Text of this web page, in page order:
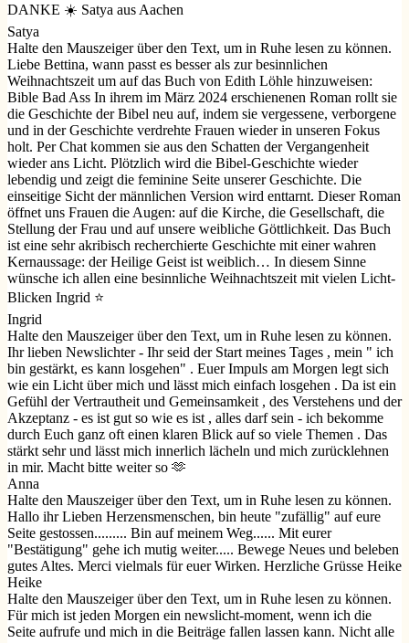
DANKE ☀️ Satya aus Aachen
Satya
Halte den Mauszeiger über den Text, um in Ruhe lesen zu können.
Liebe Bettina, wann passt es besser als zur besinnlichen
Weihnachtszeit um auf das Buch von Edith Löhle hinzuweisen:
Bible Bad Ass In ihrem im März 2024 erschienenen Roman rollt sie
die Geschichte der Bibel neu auf, indem sie vergessene, verborgene
und in der Geschichte verdrehte Frauen wieder in unseren Fokus
holt. Per Chat kommen sie aus den Schatten der Vergangenheit
wieder ans Licht. Plötzlich wird die Bibel-Geschichte wieder
lebendig und zeigt die feminine Seite unserer Geschichte. Die
einseitige Sicht der männlichen Version wird enttarnt. Dieser Roman
öffnet uns Frauen die Augen: auf die Kirche, die Gesellschaft, die
Stellung der Frau und auf unsere weibliche Göttlichkeit. Das Buch
ist eine sehr akribisch recherchierte Geschichte mit einer wahren
Kernaussage: der Heilige Geist ist weiblich… In diesem Sinne
wünsche ich allen eine besinnliche Weihnachtszeit mit vielen Licht-
Blicken Ingrid ⭐️
Ingrid
Halte den Mauszeiger über den Text, um in Ruhe lesen zu können.
Ihr lieben Newslichter - Ihr seid der Start meines Tages , mein " ich
bin gestärkt, es kann losgehen" . Euer Impuls am Morgen legt sich
wie ein Licht über mich und lässt mich einfach losgehen . Da ist ein
Gefühl der Vertrautheit und Gemeinsamkeit , des Verstehens und der
Akzeptanz - es ist gut so wie es ist , alles darf sein - ich bekomme
durch Euch ganz oft einen klaren Blick auf so viele Themen . Das
stärkt sehr und lässt mich innerlich lächeln und mich zurücklehnen
in mir. Macht bitte weiter so 🫶
Anna
Halte den Mauszeiger über den Text, um in Ruhe lesen zu können.
Hallo ihr Lieben Herzensmenschen, bin heute "zufällig" auf eure
Seite gestossen......... Bin auf meinem Weg...... Mit eurer
"Bestätigung" gehe ich mutig weiter..... Bewege Neues und beleben
gutes Altes. Merci vielmals für euer Wirken. Herzliche Grüsse Heike
Heike
Halte den Mauszeiger über den Text, um in Ruhe lesen zu können.
Für mich ist jeden Morgen ein newslicht-moment, wenn ich die
Seite aufrufe und mich in die Beiträge fallen lassen kann. Nicht alle